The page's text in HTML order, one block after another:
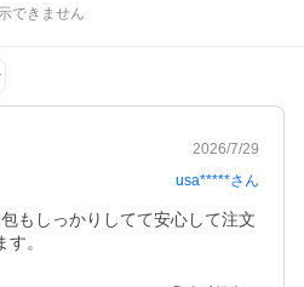
できません
2026/7/29
usa*****さん
もしっかりしてて安心して注文
。